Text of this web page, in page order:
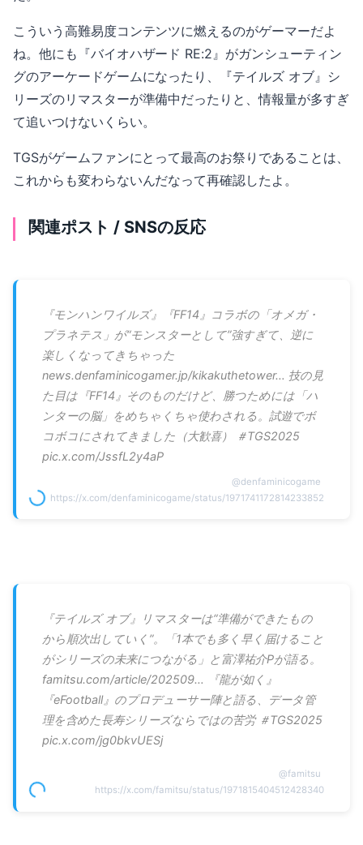
こういう高難易度コンテンツに燃えるのがゲーマーだよ
ね。他にも『バイオハザード RE:2』がガンシューティン
グのアーケードゲームになったり、『テイルズ オブ』シ
リーズのリマスターが準備中だったりと、情報量が多すぎ
て追いつけないくらい。
TGSがゲームファンにとって最高のお祭りであることは、
これからも変わらないんだなって再確認したよ。
関連ポスト / SNSの反応
『モンハンワイルズ』『FF14』コラボの「オメガ・
プラネテス」が“モンスターとして”強すぎて、逆に
楽しくなってきちゃった
news.denfaminicogamer.jp/kikakuthetower… 技の見
た目は『FF14』そのものだけど、勝つためには「ハ
ンターの脳」をめちゃくちゃ使わされる。試遊でボ
コボコにされてきました（大歓喜） ＃TGS2025
pic.x.com/JssfL2y4aP
@denfaminicogame
https://x.com/denfaminicogame/status/1971741172814233852
『テイルズ オブ』リマスターは“準備ができたもの
から順次出していく”。「1本でも多く早く届けること
がシリーズの未来につながる」と富澤祐介Pが語る。
famitsu.com/article/202509… 『龍が如く』
『eFootball』のプロデューサー陣と語る、データ管
理を含めた長寿シリーズならではの苦労 ＃TGS2025
pic.x.com/jg0bkvUESj
@famitsu
https://x.com/famitsu/status/1971815404512428340